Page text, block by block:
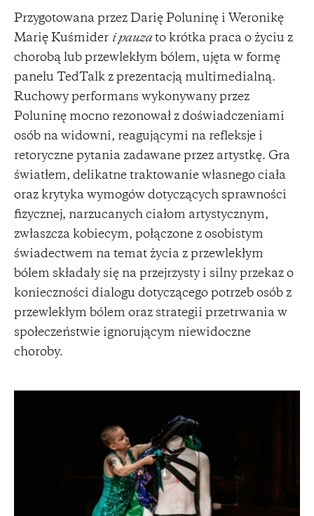
Przygotowana przez Darię Poluninę i Weronikę
Marię Kuśmider i pauzato krótka praca o życiu z
chorobą lub przewlekłym bólem, ujęta w formę
panelu TedTalk z prezentacją multimedialną.
Ruchowy performans wykonywany przez
Poluninę mocno rezonował z doświadczeniami
osób na widowni, reagującymi na refleksje i
retoryczne pytania zadawane przez artystkę. Gra
światłem, delikatne traktowanie własnego ciała
oraz krytyka wymogów dotyczących sprawności
fizycznej, narzucanych ciałom artystycznym,
zwłaszcza kobiecym, połączone z osobistym
świadectwem na temat życia z przewlekłym
bólem składały się na przejrzysty i silny przekaz o
konieczności dialogu dotyczącego potrzeb osób z
przewlekłym bólem oraz strategii przetrwania w
społeczeństwie ignorującym niewidoczne
choroby.